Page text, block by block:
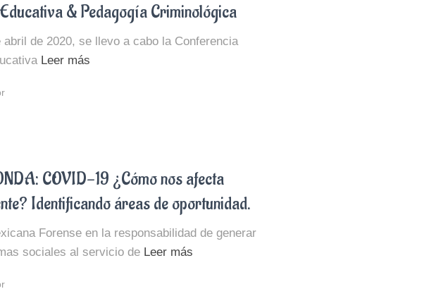
& Pedagogía Criminológica
abril de 2020, se llevo a cabo la Conferencia
Leer más
COVID-19 ¿Cómo nos afecta
Identificando áreas de oportunidad.
Forense en la responsabilidad de generar
sociales al servicio de Leer más